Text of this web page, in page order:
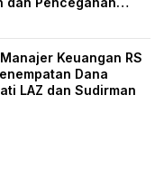
Keuangan RS
Dana
LAZ dan Sudirman